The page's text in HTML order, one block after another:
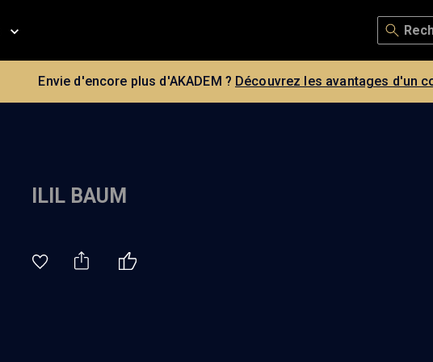
Envie d'encore plus d'AKADEM ? Découvrez les avantages d'un
ILIL BAUM